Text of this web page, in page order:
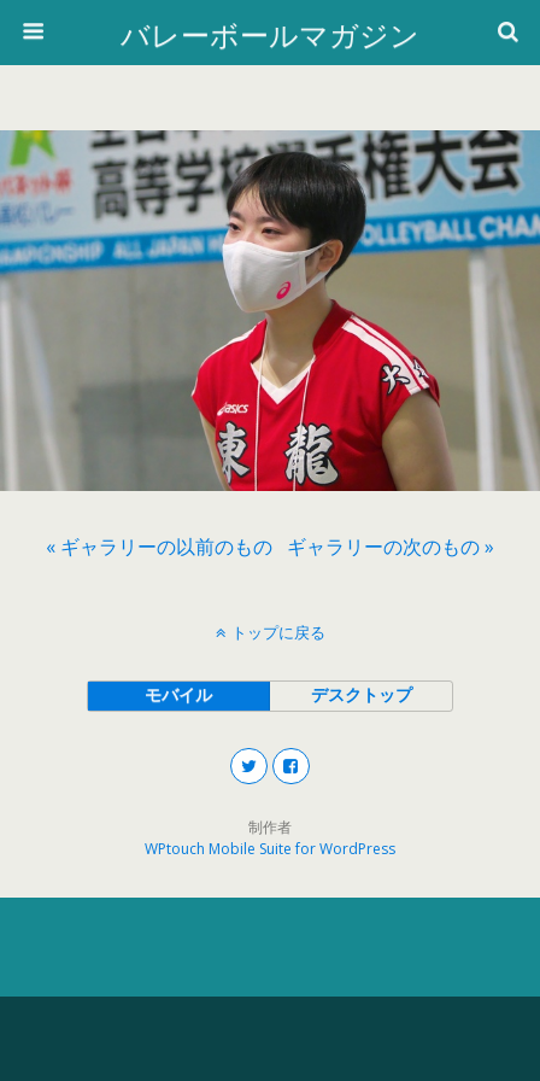
バレーボールマガジン
« ギャラリーの以前のもの ギャラリーの次のもの »
トップに戻る
モバイル デスクトップ
制作者
WPtouch Mobile Suite for WordPress